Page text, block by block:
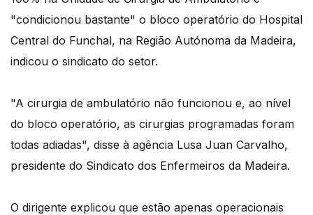
"condicionou bastante" o bloco operatório do Hospital
Central do Funchal, na Região Autónoma da Madeira,
indicou o sindicato do setor.
"A cirurgia de ambulatório não funcionou e, ao nível
do bloco operatório, as cirurgias programadas foram
todas adiadas", disse à agência Lusa Juan Carvalho,
presidente do Sindicato dos Enfermeiros da Madeira.
O dirigente explicou que estão apenas operacionais